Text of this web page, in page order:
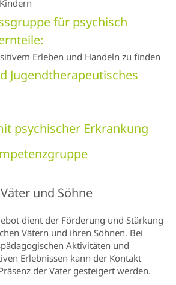
für psychisch
Erleben und Handeln zu finden
Jugendtherapeutisches
psychischer Erkrankung
und Söhne
dient der Förderung und Stärkung
Vätern und ihren Söhnen. Bei
Aktivitäten und
Erlebnissen kann der Kontakt
der Väter gesteigert werden.